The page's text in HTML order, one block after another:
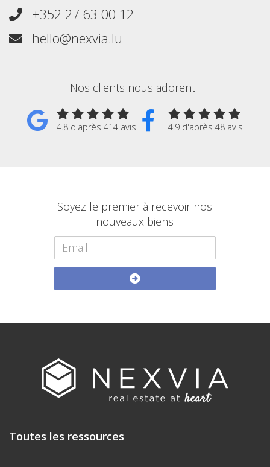
+352 27 63 00 12
hello@nexvia.lu
Nos clients nous adorent !
4.8 d'après 414 avis 4.9 d'après 48 avis
Soyez le premier à recevoir nos
nouveaux biens
Toutes les ressources